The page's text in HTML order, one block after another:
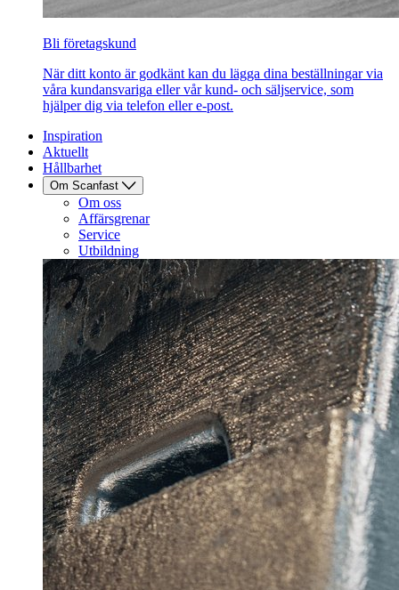
Bli företagskund
När ditt konto är godkänt kan du lägga dina beställningar via
våra kundansvariga eller vår kund- och säljservice, som
hjälper dig via telefon eller e-post.
Inspiration
Aktuellt
Hållbarhet
Om Scanfast
Om oss
Affärsgrenar
Service
Utbildning